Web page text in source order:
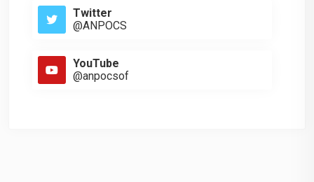
Twitter
@ANPOCS
YouTube
@anpocsof